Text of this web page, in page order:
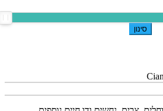
סינון